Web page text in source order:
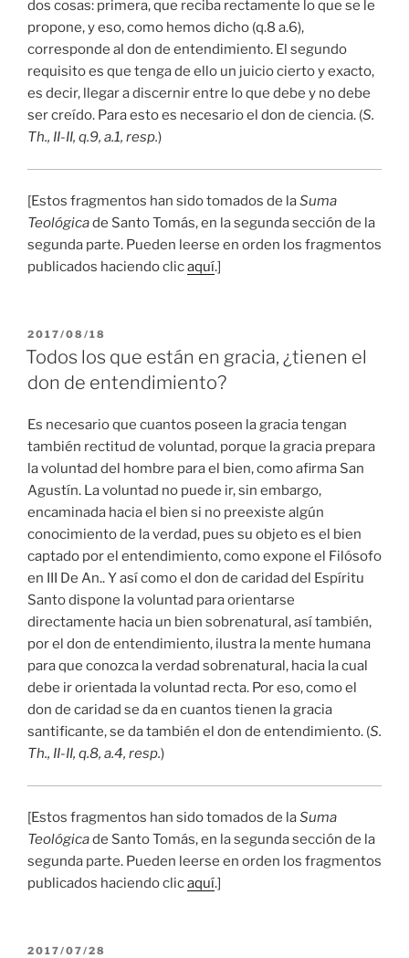
dos cosas: primera, que reciba rectamente lo que se le
propone, y eso, como hemos dicho (q.8 a.6),
corresponde al don de entendimiento. El segundo
requisito es que tenga de ello un juicio cierto y exacto,
es decir, llegar a discernir entre lo que debe y no debe
ser creído. Para esto es necesario el don de ciencia. (S.
Th., II-II, q.9, a.1, resp.)
[Estos fragmentos han sido tomados de laSuma
Teológicade Santo Tomás, en la segunda sección de la
segunda parte. Pueden leerse en orden los fragmentos
publicados haciendo clicaquí.]
PUBLICADO
EL
2017/08/18
Todos los que están en gracia, ¿tienen el
don de entendimiento?
Es necesario que cuantos poseen la gracia tengan
también rectitud de voluntad, porque la gracia prepara
la voluntad del hombre para el bien, como afirma San
Agustín. La voluntad no puede ir, sin embargo,
encaminada hacia el bien si no preexiste algún
conocimiento de la verdad, pues su objeto es el bien
captado por el entendimiento, como expone el Filósofo
en III De An.. Y así como el don de caridad del Espíritu
Santo dispone la voluntad para orientarse
directamente hacia un bien sobrenatural, así también,
por el don de entendimiento, ilustra la mente humana
para que conozca la verdad sobrenatural, hacia la cual
debe ir orientada la voluntad recta. Por eso, como el
don de caridad se da en cuantos tienen la gracia
santificante, se da también el don de entendimiento. (S.
Th., II-II, q.8, a.4, resp.)
[Estos fragmentos han sido tomados de laSuma
Teológicade Santo Tomás, en la segunda sección de la
segunda parte. Pueden leerse en orden los fragmentos
publicados haciendo clicaquí.]
PUBLICADO
2017/07/28